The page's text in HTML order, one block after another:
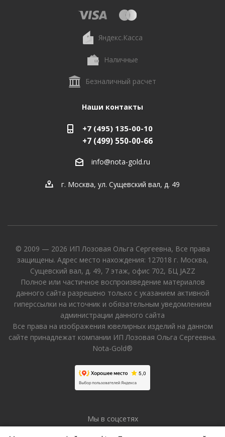
Яндекс.Касса
Наличные
Безналичный расчет
Наши контакты
+7 (495) 135-00-10
+7 (499) 550-00-66
info@nota-gold.ru
г. Москва, ул. Сущевский вал, д. 49
© 2009 — 2026 ИП Лозовая Ольга Сергеевна, Все права
защищены. Адрес место нахождения: 127018 г. Москва,
Сущевский вал, д. 49, 7 этаж, офис 702, БЦ JAZZ
Полное или частичное воспроизведение материалов
данного сайта разрешено только с указанием активной
гиперссылки на источник и обязательным уведомлением
администрации данного сайта
Все права на изображения ювелирных изделий на данном
сайте принадлежат компании ИП Лозовая Ольга Сергеевна.
Nota-Gold®
Мы в соцсетях